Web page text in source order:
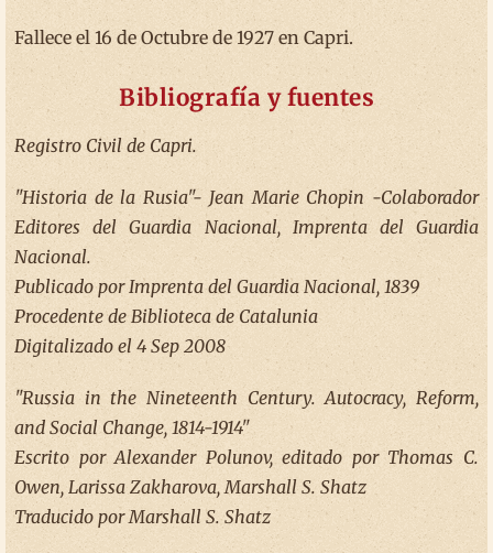
Fallece el 16 de Octubre de 1927 en Capri.
Bibliografía y fuentes
Registro Civil de Capri.
"Historia de la Rusia"- Jean Marie Chopin -Colaborador
Editores del Guardia Nacional, Imprenta del Guardia
Nacional.
Publicado por Imprenta del Guardia Nacional, 1839
Procedente de Biblioteca de Catalunia
Digitalizado el 4 Sep 2008
"Russia in the Nineteenth Century. Autocracy, Reform,
and Social Change, 1814-1914"
Escrito por Alexander Polunov, editado por Thomas C.
Owen, Larissa Zakharova, Marshall S. Shatz
Traducido por Marshall S. Shatz